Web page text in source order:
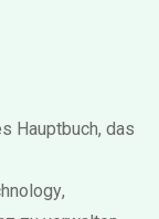
Hauptbuch, das
,